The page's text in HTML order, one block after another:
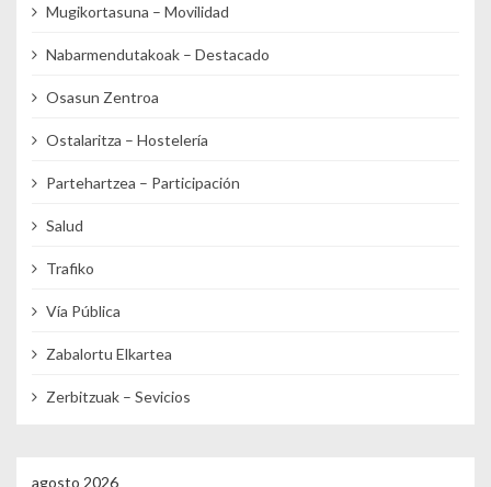
Mugikortasuna – Movilidad
Nabarmendutakoak – Destacado
Osasun Zentroa
Ostalaritza – Hostelería
Partehartzea – Participación
Salud
Trafiko
Vía Pública
Zabalortu Elkartea
Zerbitzuak – Sevicios
agosto 2026